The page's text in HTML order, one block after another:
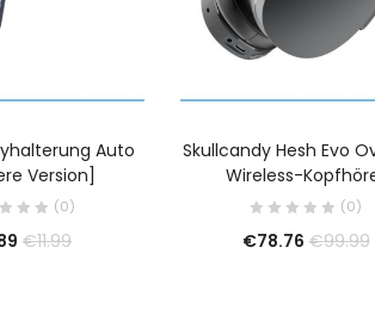
Auto
Version]
(0)
€11.99
Skullcandy Hesh Evo
Wireless-
(0)
€78.76 €99.99